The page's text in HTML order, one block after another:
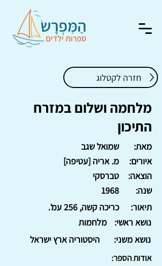
חזרה לקטלוג
מלחמה ושלום במזרח
התיכון
שמואל שגב
מאת:
מ. אריה [עטיפה]
איורים:
טברסקי
הוצאה:
1968
שנה:
כריכה קשה, 256 עמ'.
תיאור:
מלחמות
נושא ראשי:
היסטוריה ארץ ישראל
נושא משני:
אודות הספר: